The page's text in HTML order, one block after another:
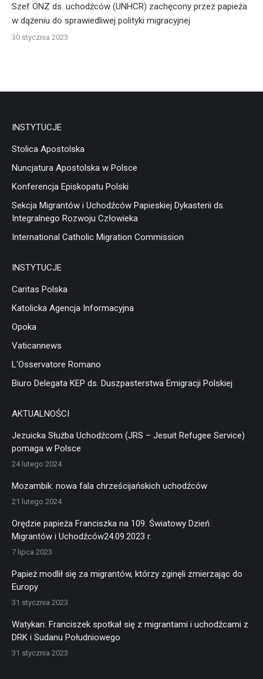
Szef ONZ ds. uchodźców (UNHCR) zachęcony przez papieża
w dążeniu do sprawiedliwej polityki migracyjnej
30 stycznia 2023
INSTYTUCJE
Stolica Apostolska
Nuncjatura Apostolska w Polsce
Konferencja Episkopatu Polski
Sekcja Migrantów i Uchodźców Papieskiej Dykasterii ds.
Integralnego Rozwoju Człowieka
International Catholic Migration Commission
INSTYTUCJE
Caritas Polska
Katolicka Agencja Informacyjna
Opoka
Vaticannews
L'Osservatore Romano
Biuro Delegata KEP ds. Duszpasterstwa Emigracji Polskiej
AKTUALNOŚCI
Jezuicka Służba Uchodźcom (JRS – Jesuit Refugee Service)
pomaga w Polsce
24 lutego 2024
Mozambik: nowa fala chrześcijańskich uchodźców
21 lutego 2024
Orędzie papieża Franciszka na 109. Światowy Dzień
Migrantów i Uchodźców24.09.2023 r.
7 lipca 2023
Papież modlił się za migrantów, którzy zginęli zmierzając do
Europy
31 stycznia 2023
Watykan: Franciszek spotkał się z migrantami i uchodźcami z
DRK i Sudanu Południowego
31 stycznia 2023